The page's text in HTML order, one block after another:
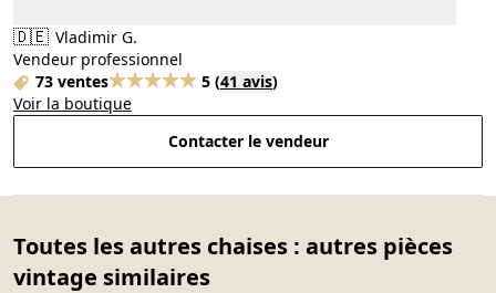
🇩🇪 Vladimir G.
Vendeur professionnel
73 ventes
5 (41 avis)
Voir la boutique
Contacter le vendeur
Toutes les autres chaises : autres pièces
vintage similaires